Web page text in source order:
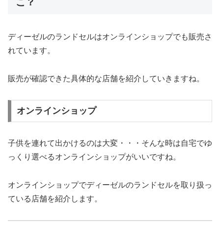
ディーゼルのランドセルはオンラインショップでも販売さ
れています。
販売が確認できた具体的な店舗を紹介していきますね。
オンラインショップ
子供を連れて出かけるのは大変・・・そんな時は自宅でゆ
っくり選べるオンラインショップがいいですね。
オンラインショップでディーゼルのランドセルを取り扱っ
ている店舗を紹介します。